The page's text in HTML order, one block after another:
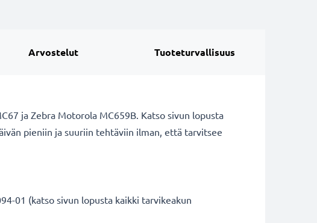
Arvostelut Tuoteturvallisuus
ja Zebra Motorola MC659B. Katso sivun lopusta
pieniin ja suuriin tehtäviin ilman, että tarvitsee
01 (katso sivun lopusta kaikki tarvikeakun